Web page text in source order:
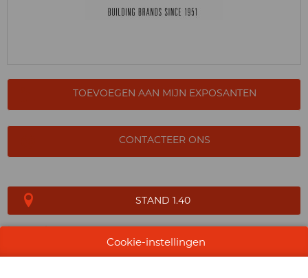
TOEVOEGEN AAN MIJN EXPOSANTEN
CONTACTEER ONS
STAND 1.40
Cookie-instellingen